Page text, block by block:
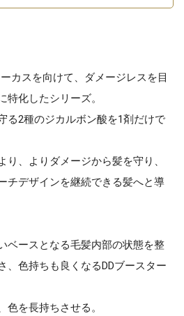
ーカスを向けて、ダメージレスを目
化したシリーズ。
る2種のジカルボン酸を1剤だけで
り、よりダメージから髪を守り、
チデザインを継続できる髪へと導
ベースとなる毛髪内部の状態を整
、色持ちも良くなるDDブースター
を長持ちさせる。